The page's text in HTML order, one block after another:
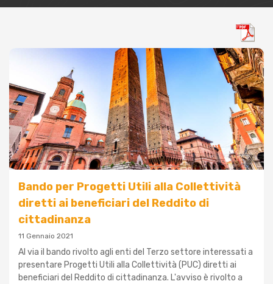
Bando per Progetti Utili alla Collettività
diretti ai beneficiari del Reddito di
cittadinanza
11 Gennaio 2021
Al via il bando rivolto agli enti del Terzo settore interessati a
presentare Progetti Utili alla Collettività (PUC) diretti ai
beneficiari del Reddito di cittadinanza. L'avviso è rivolto a